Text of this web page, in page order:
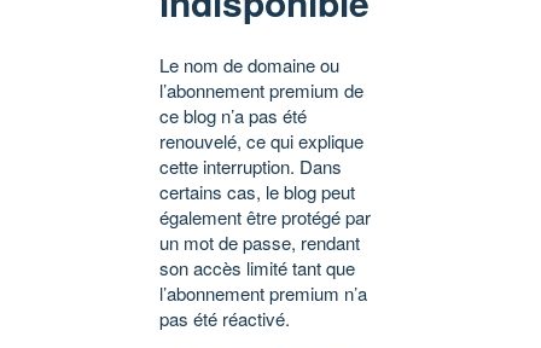
Le nom de domaine ou
l’abonnement premium de
ce blog n’a pas été
renouvelé, ce qui explique
cette interruption. Dans
certains cas, le blog peut
également être protégé par
un mot de passe, rendant
son accès limité tant que
l’abonnement premium n’a
pas été réactivé.